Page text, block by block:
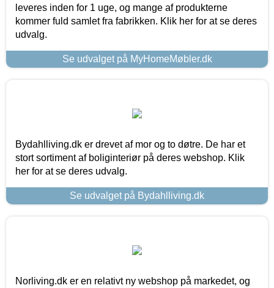
leveres inden for 1 uge, og mange af produkterne
kommer fuld samlet fra fabrikken. Klik her for at se deres
udvalg.
Se udvalget på MyHomeMøbler.dk
Bydahlliving.dk er drevet af mor og to døtre. De har et
stort sortiment af boliginteriør på deres webshop. Klik
her for at se deres udvalg.
Se udvalget på Bydahlliving.dk
Norliving.dk er en relativt ny webshop på markedet, og